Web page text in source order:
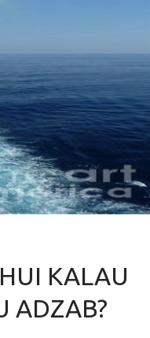
KALAU
ADZAB?